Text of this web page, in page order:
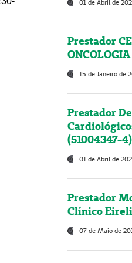
01 de Abril de
Prestador
ONCOLOGIA
15 de Janeiro de
Prestador
(51004347-4)
01 de Abril de
Prestador
Clínico
07 de Maio de